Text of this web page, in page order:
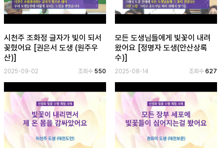
추
천
영
상
공
개
과
정
멤
버
시천주 조화정 글자가 빛이 되서
꽂혔어요 [권은서 도생 (원주우
산)]
2025-09-02 조회수 550
모든 도생님들에게 빛꽃이 내려
왔어요 [정명자 도생(안산상록
수)]
2025-08-14 조회수 627